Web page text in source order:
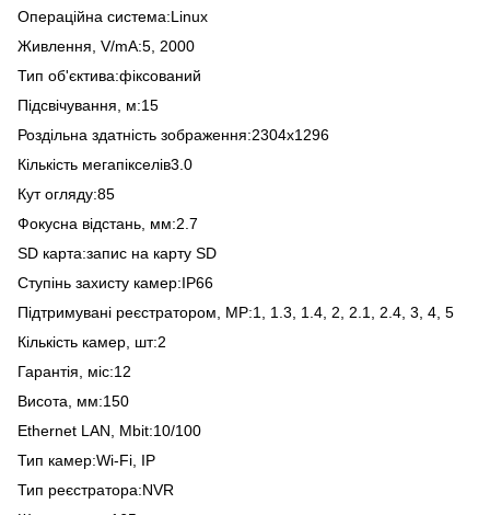
Операційна система:Linux
Живлення, V/mA:5, 2000
Тип об'єктива:фіксований
Підсвічування, м:15
Роздільна здатність зображення:2304х1296
Кількість мегапікселів3.0
Кут огляду:85
Фокусна відстань, мм:2.7
SD карта:запис на карту SD
Ступінь захисту камер:IP66
Підтримувані реєстратором, MP:1, 1.3, 1.4, 2, 2.1, 2.4, 3, 4, 5
Кількість камер, шт:2
Гарантія, міс:12
Висота, мм:150
Ethernet LAN, Мbit:10/100
Тип камер:Wi-Fi, IP
Тип реєстратора:NVR